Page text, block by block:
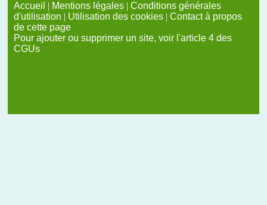
Accueil | Mentions légales | Conditions générales
d'utilisation | Utilisation des cookies | Contact à propos
de cette page
Pour ajouter ou supprimer un site, voir l'article 4 des
CGUs